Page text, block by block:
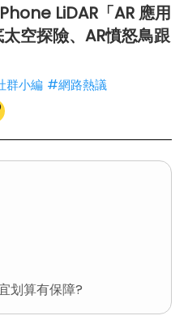
LiDAR「AR 應用
空探險、AR憤怒鳥跟
群小編 #網路熱議
划算有保障?